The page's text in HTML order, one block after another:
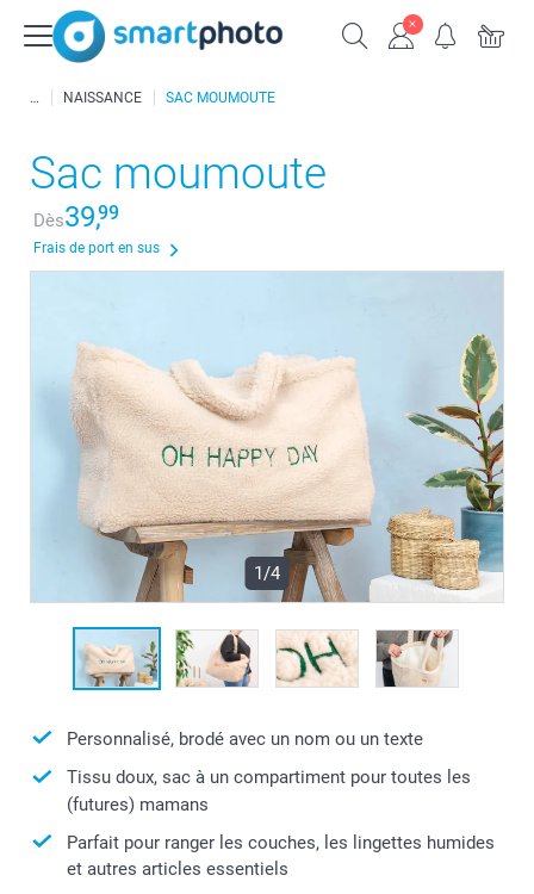
NAISSANCE SAC MOUMOUTE
Sac moumoute
Dès39,99
Frais de port en sus
1/4
Personnalisé, brodé avec un nom ou un texte
Tissu doux, sac à un compartiment pour toutes les
(futures) mamans
Parfait pour ranger les couches, les lingettes humides
et autres articles essentiels